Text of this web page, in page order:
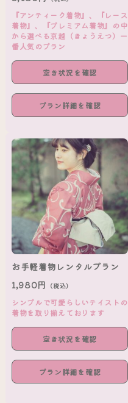
『アンティーク着物』、『レース
着物』、『プレミアム着物』の中
から選べる京越（きょうえつ）一
番人気のプラン
空き状況を確認
プラン詳細を確認
お手軽着物レンタルプラン
1,980円 （税込）
シンプルで可愛らしいテイストの
着物を取り揃えております
空き状況を確認
プラン詳細を確認